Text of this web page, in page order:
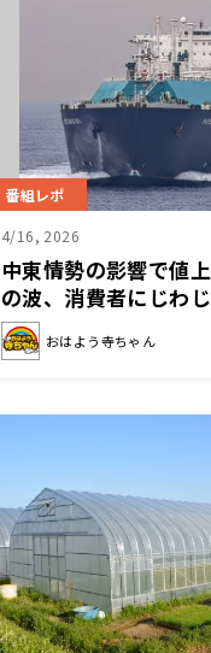
番組レポ
4/16, 2026
中東情勢の影響で値
の波、消費者にじわ
おはよう寺ちゃん